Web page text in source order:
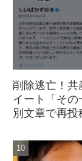
削除逃亡！共
イート「そ
別文章で再投